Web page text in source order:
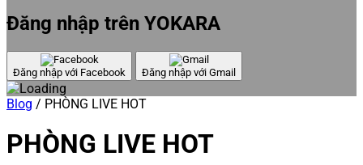
Đăng nhập trên YOKARA
Đăng nhập với Facebook Đăng nhập với Gmail
Blog / PHÒNG LIVE HOT
PHÒNG LIVE HOT